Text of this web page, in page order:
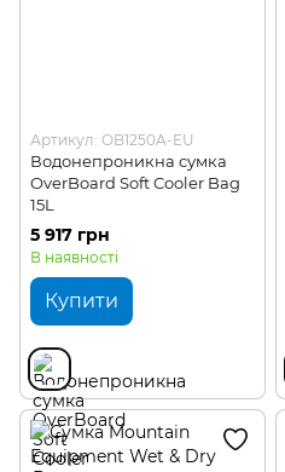
Артикул: OB1250A-EU
Водонепроникна сумка
OverBoard Soft Cooler Bag
15L
5 917 грн
В наявності
Купити